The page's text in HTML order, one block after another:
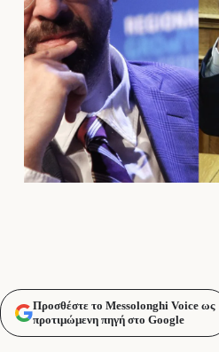
Προσθέστε το Messolonghi Voice ως
προτιμώμενη πηγή στο Google